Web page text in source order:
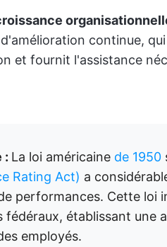
continue,
et fournit l'assistance
: La loi américaine de 1950
Rating Act) a
performances. Cette loi
fédéraux, établissant
employés.